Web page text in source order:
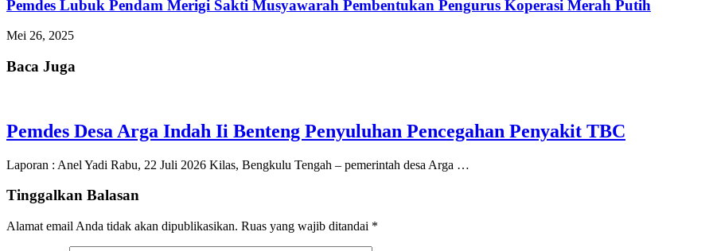
Pemdes Lubuk Pendam Merigi Sakti Musyawarah Pembentukan Pengurus Koperasi Merah Putih
Mei 26, 2025
Baca Juga
Pemdes Desa Arga Indah Ii Benteng Penyuluhan Pencegahan Penyakit TBC
Laporan : Anel Yadi Rabu, 22 Juli 2026 Kilas, Bengkulu Tengah – pemerintah desa Arga …
Tinggalkan Balasan
Alamat email Anda tidak akan dipublikasikan. Ruas yang wajib ditandai *